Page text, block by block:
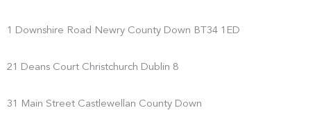
1 Downshire Road Newry County Down BT34 1ED
21 Deans Court Christchurch Dublin 8
31 Main Street Castlewellan County Down